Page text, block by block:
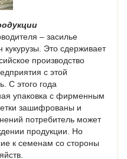
– засилье
Это сдерживает
производство
с этой
С этого года
упаковка с фирменным
зашифрованы и
потребитель может
продукции. Но
к семенам со стороны